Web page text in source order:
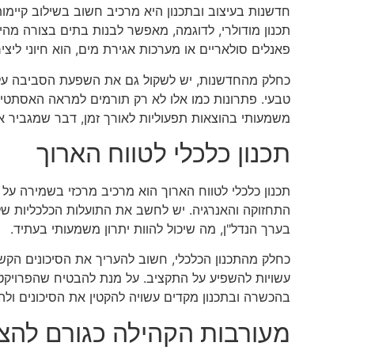
חדשנות בעיצוב ובתכנון היא מרכיב חשוב בשילוב
תכנון מודולרי, לדוגמה, מאפשר לבנות בתים בצורה
פאנלים סולאריים או מערכות אגירת מים, הוא חיוני
כחלק מהחדשנות, יש לשקול גם את השפעת הסביבה על
טבעי. פתרונות כמו אלו לא רק תורמים למראה
משמעותי בהוצאות תפעוליות לאורך זמן, דבר
תכנון כלכלי לטווח הארוך
תכנון כלכלי לטווח הארוך הוא מרכיב מרכזי בשמירה
התחזוקה והאנרגיה. יש לחשב את התועלות הכלכליות של
בערך הנדל"ן, מה שיכול להוות יתרון משמעותי בעתיד.
כחלק מהתכנון הכלכלי, חשוב להעריך את הסיכונים
עשויות להשפיע על התקציב. על מנת להבטיח
בהכשרה ובתכנון מקדים עשויה להקטין את הסיכונים
מעורבות הקהילה כגורם